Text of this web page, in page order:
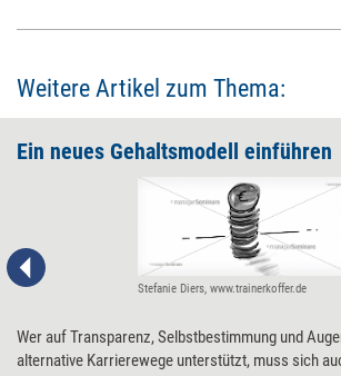
Weitere Artikel zum Thema:
Ein neues Gehaltsmodell einführen
Stefanie Diers, www.trainerkoffer.de
Wer auf Transparenz, Selbstbestimmung und
alternative Karrierewege unterstützt, muss sich